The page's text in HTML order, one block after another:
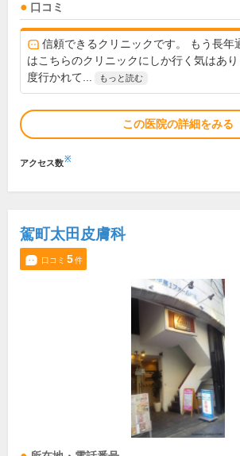
口コミ
信頼できるクリニックです。 もう長年
はこちらのクリニックにしか行く気はあ
度行かれて...
もっと読む
この医院の詳細をみる
アクセス数※
駕町太田皮膚科
口コミ 5件